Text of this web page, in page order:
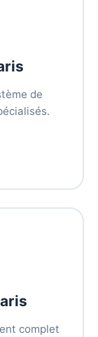
de
complet